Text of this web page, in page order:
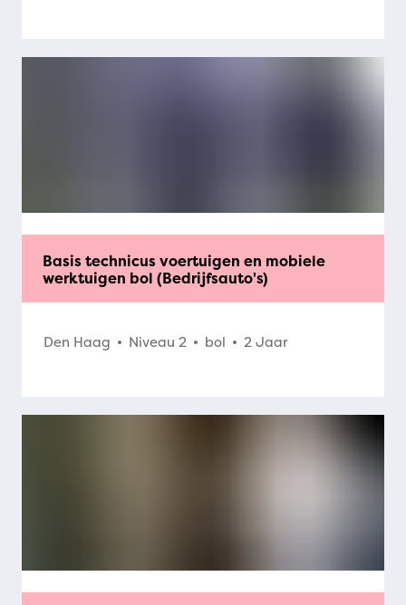
Basis technicus voertuigen en mobiele
werktuigen bol (Bedrijfsauto's)
Den Haag Niveau 2 bol 2 Jaar